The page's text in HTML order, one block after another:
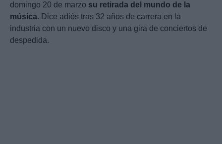
domingo 20 de marzo su retirada del mundo de la
música. Dice adiós tras 32 años de carrera en la
industria con un nuevo disco y una gira de conciertos de
despedida.